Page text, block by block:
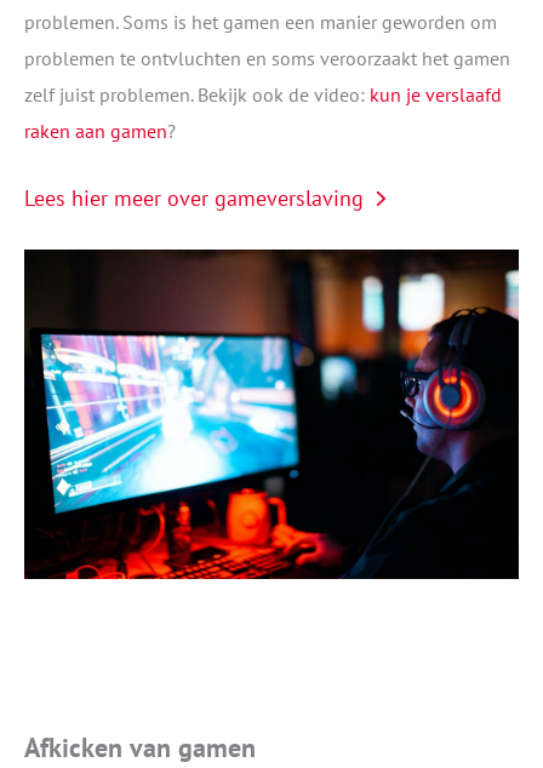
problemen. Soms is het gamen een manier geworden om
problemen te ontvluchten en soms veroorzaakt het gamen
zelf juist problemen. Bekijk ook de video: kun je verslaafd
raken aan gamen?
Lees hier meer over gameverslaving
Afkicken van gamen